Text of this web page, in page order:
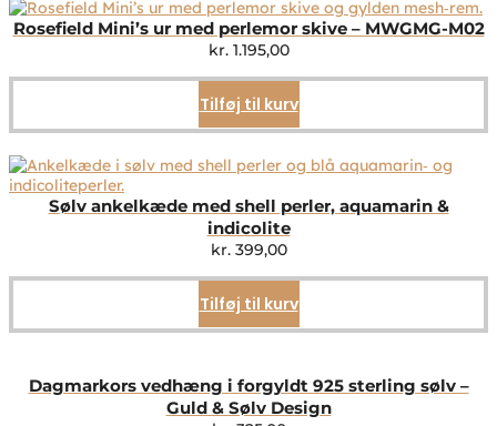
Rosefield Mini’s ur med perlemor skive – MWGMG-M02
kr.1.195,00
Tilføj til kurv
Sølv ankelkæde med shell perler, aquamarin &
indicolite
kr.399,00
Tilføj til kurv
Dagmarkors vedhæng i forgyldt 925 sterling sølv –
Guld & Sølv Design